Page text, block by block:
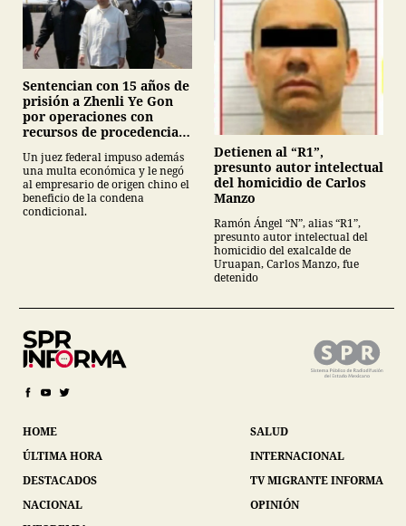
Sentencian con 15 años de
prisión a Zhenli Ye Gon
por operaciones con
recursos de procedencia
Un juez federal impuso además
una multa económica y le negó
al empresario de origen chino el
beneficio de la condena
condicional.
Detienen al “R1”,
presunto autor intelectual
del homicidio de Carlos
Manzo
Ramón Ángel “N”, alias “R1”,
presunto autor intelectual del
homicidio del exalcalde de
Uruapan, Carlos Manzo, fue
detenido
HOME
ÚLTIMA HORA
DESTACADOS
NACIONAL
SALUD
INTERNACIONAL
TV MIGRANTE INFORMA
OPINIÓN